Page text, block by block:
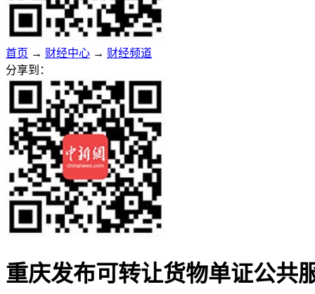
首页 → 财经中心 → 财经频道
分享到：
重庆发布可转让货物单证公共